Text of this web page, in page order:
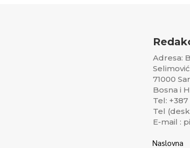
Adresa:
71000
Bosna i
Tel:
Tel
E-mail :
Naslovna